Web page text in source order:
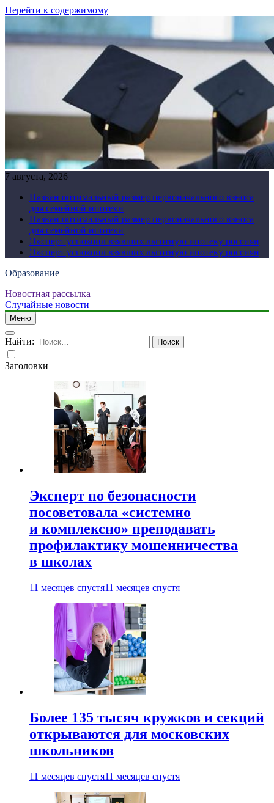
Перейти к содержимому
7 августа, 2026
Назван оптимальный размер первоначального взноса
для семейной ипотеки
Назван оптимальный размер первоначального взноса
для семейной ипотеки
Эксперт успокоил взявших льготную ипотеку россиян
Эксперт успокоил взявших льготную ипотеку россиян
Образование
Новостная рассылка
Случайные новости
Меню
Найти:
Заголовки
Эксперт по безопасности
посоветовала «системно
и комплексно» преподавать
профилактику мошенничества
в школах
11 месяцев спустя11 месяцев спустя
Более 135 тысяч кружков и секций
открываются для московских
школьников
11 месяцев спустя11 месяцев спустя